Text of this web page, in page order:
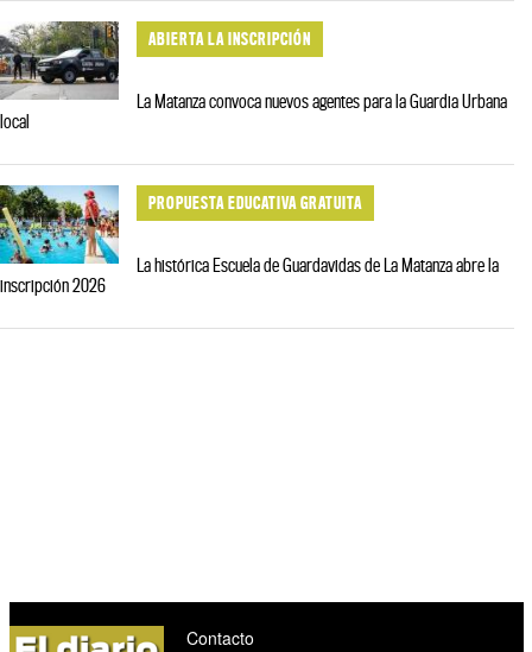
ABIERTA LA INSCRIPCIÓN
La Matanza convoca nuevos agentes para la Guardia Urbana
local
PROPUESTA EDUCATIVA GRATUITA
La histórica Escuela de Guardavidas de La Matanza abre la
inscripción 2026
Contacto